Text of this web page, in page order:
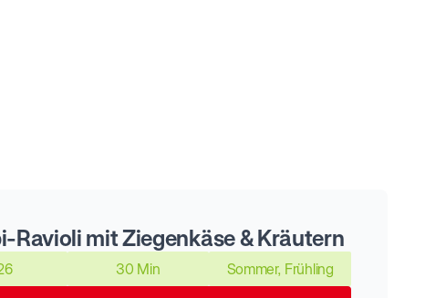
Ravioli mit Ziegenkäse & Kräutern
30 Min Sommer, Frühling